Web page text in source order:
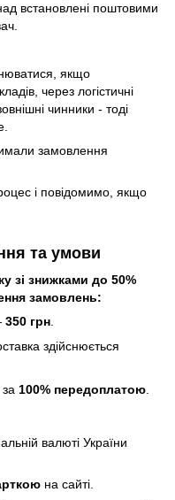
вcтановлені поштовими
якщо
через логістичні
чинники - тоді
замовлення
і повідомимо, якщо
та умови
зі знижками до 50%
замовлень:
350 грн
здійснюється
100% передоплатою
валюті України
на сайті.